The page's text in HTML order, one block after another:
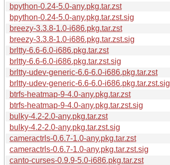
bpython-0.24-5.0-any.pkg.tar.zst
bpython-0.24-5.0-any.pkg.tar.zst.sig
breezy-3.3.8-1.0-i686.pkg.tar.zst
breezy-3.3.8-1.0-i686.pkg.tar.zst.sig
brltty-6.6-6.0-i686.pkg.tar.zst
brltty-6.6-6.0-i686.pkg.tar.zst.sig
brltty-udev-generic-6.6-6.0-i686.pkg.tar.zst
brltty-udev-generic-6.6-6.0-i686.pkg.tar.zst.sig
btrfs-heatmap-9-4.0-any.pkg.tar.zst
btrfs-heatmap-9-4.0-any.pkg.tar.zst.sig
bulky-4.2-2.0-any.pkg.tar.zst
bulky-4.2-2.0-any.pkg.tar.zst.sig
cameractrls-0.6.7-1.0-any.pkg.tar.zst
cameractrls-0.6.7-1.0-any.pkg.tar.zst.sig
canto-curses-0.9.9-5.0-i686.pkg.tar.zst